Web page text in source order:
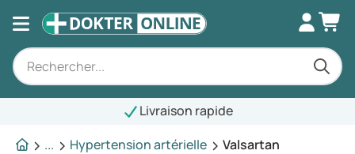
Livraison rapide
...
Hypertension artérielle Valsartan